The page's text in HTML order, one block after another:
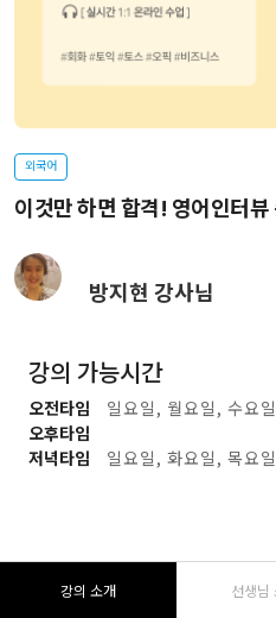
외국어
이것만 하면 합격! 영어인터뷰
방지현 강사님
강의 가능시간
오전타임
일요일, 월요일, 수요
오후타임
저녁타임
일요일, 화요일, 목요
강의 소개 선생님